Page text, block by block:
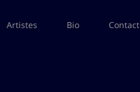
Artistes Bio Contact